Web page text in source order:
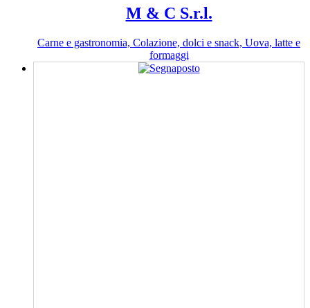
M & C S.r.l.
Carne e gastronomia, Colazione, dolci e snack, Uova, latte e
formaggi